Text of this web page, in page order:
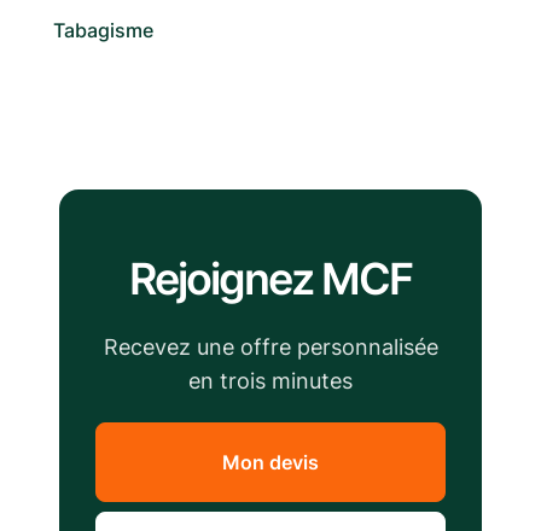
Tabagisme
Rejoignez MCF
Recevez une offre personnalisée
en trois minutes
Mon devis